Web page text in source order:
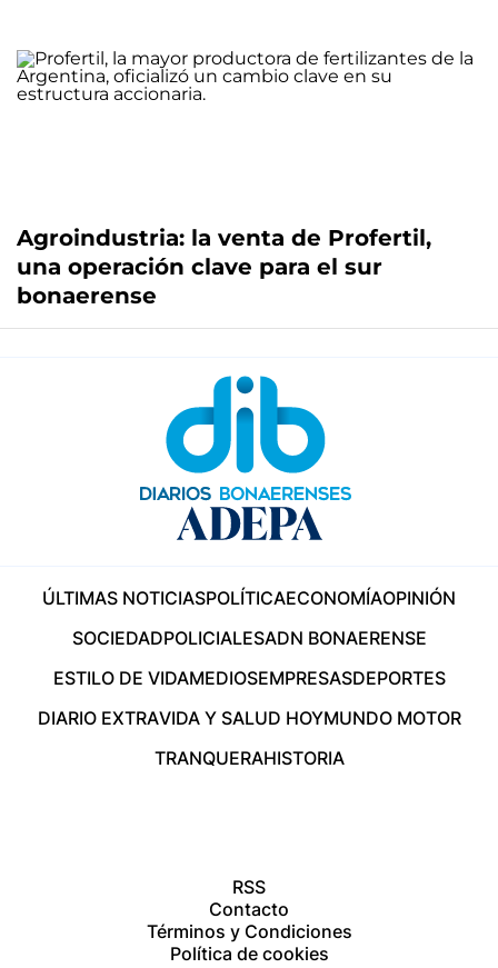
Agroindustria: la venta de Profertil,
una operación clave para el sur
bonaerense
ÚLTIMAS NOTICIASPOLÍTICAECONOMÍAOPINIÓN
SOCIEDADPOLICIALESADN BONAERENSE
ESTILO DE VIDAMEDIOSEMPRESASDEPORTES
DIARIO EXTRAVIDA Y SALUD HOYMUNDO MOTOR
TRANQUERAHISTORIA
RSS
Contacto
Términos y Condiciones
Política de cookies